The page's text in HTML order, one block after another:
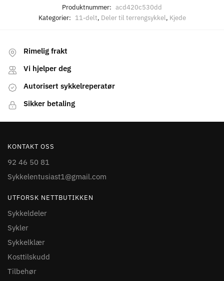
Produktnummer: acd420c530dd
Kategorier: 11-delt, Deler til terrengsykkel, Kjede
Rimelig frakt
Vi hjelper deg
Autorisert sykkelreperatør
Sikker betaling
KONTAKT OSS
92 46 50 81
Sykkelentusiast1@gmail.com
UTFORSK NETTBUTIKKEN
Sykkeldeler
Sykler
Sykkelklær
Kosttilskudd
Tilbehør